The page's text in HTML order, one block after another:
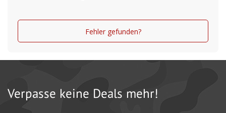
Fehler gefunden?
Verpasse keine Deals mehr!